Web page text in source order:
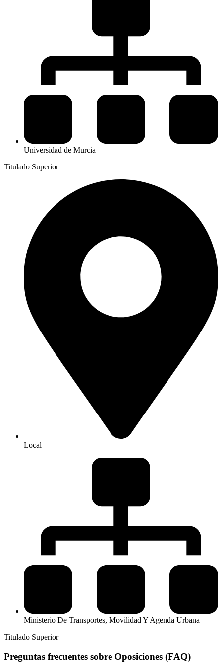
Universidad de Murcia
Titulado Superior
Local
Ministerio De Transportes, Movilidad Y Agenda Urbana
Titulado Superior
Preguntas frecuentes sobre Oposiciones (FAQ)